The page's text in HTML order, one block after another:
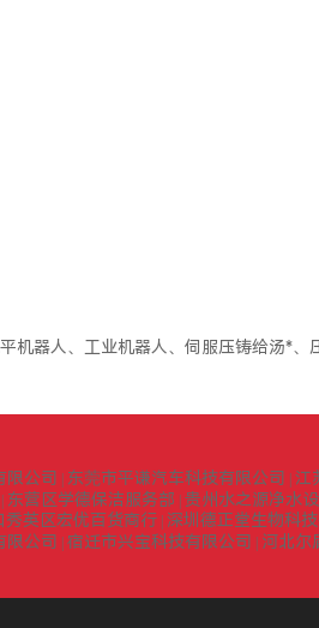
器人、工业机器人、伺服压铸给汤*
限公司 东莞市平谦汽车科技有限公司 江
东营区学德保洁服务部 贵州水之源净水
秀英区宏优百货商行 深圳德正堂生物科
限公司 宿迁市兴宝科技有限公司 河北尔